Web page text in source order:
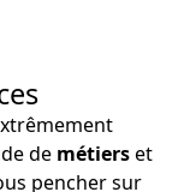
de métierset
pencher sur